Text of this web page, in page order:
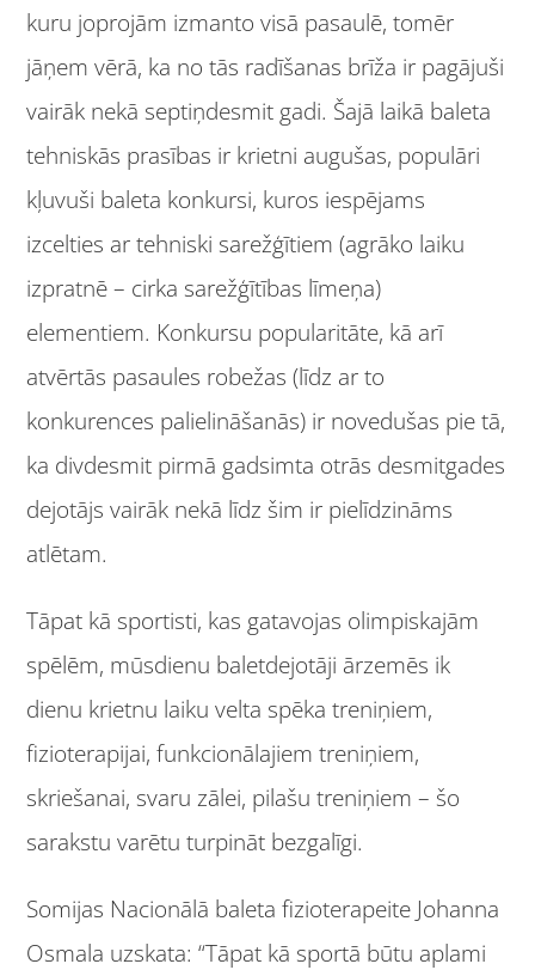
kuru joprojām izmanto visā pasaulē, tomēr
jāņem vērā, ka no tās radīšanas brīža ir pagājuši
vairāk nekā septiņdesmit gadi. Šajā laikā baleta
tehniskās prasības ir krietni augušas, populāri
kļuvuši baleta konkursi, kuros iespējams
izcelties ar tehniski sarežģītiem (agrāko laiku
izpratnē – cirka sarežģītības līmeņa)
elementiem. Konkursu popularitāte, kā arī
atvērtās pasaules robežas (līdz ar to
konkurences palielināšanās) ir novedušas pie tā,
ka divdesmit pirmā gadsimta otrās desmitgades
dejotājs vairāk nekā līdz šim ir pielīdzināms
atlētam.
Tāpat kā sportisti, kas gatavojas olimpiskajām
spēlēm, mūsdienu baletdejotāji ārzemēs ik
dienu krietnu laiku velta spēka treniņiem,
fizioterapijai, funkcionālajiem treniņiem,
skriešanai, svaru zālei, pilašu treniņiem – šo
sarakstu varētu turpināt bezgalīgi.
Somijas Nacionālā baleta fizioterapeite Johanna
Osmala uzskata: “Tāpat kā sportā būtu aplami